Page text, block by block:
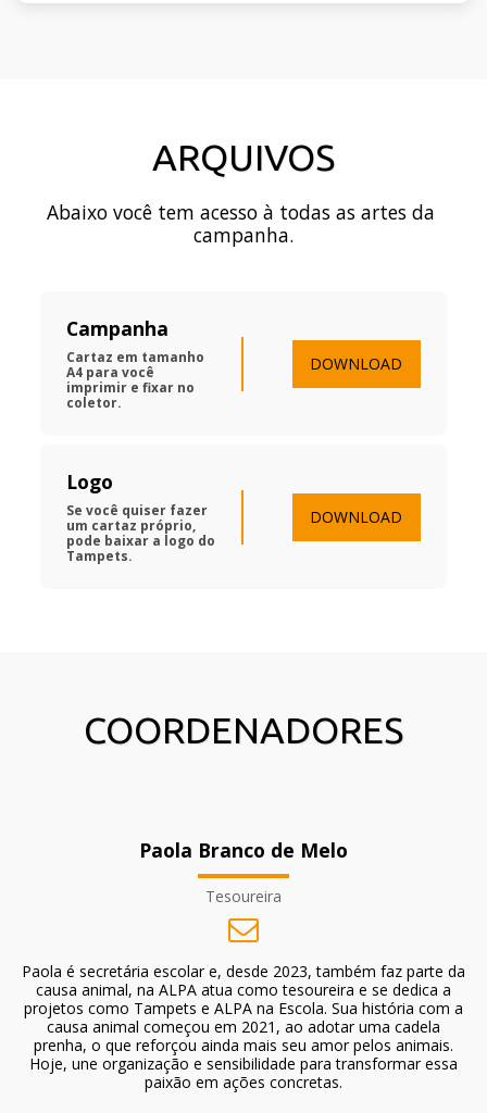
ARQUIVOS
Abaixo você tem acesso à todas as artes da
campanha.
Campanha
Cartaz em tamanho
A4 para você
imprimir e fixar no
coletor.
DOWNLOAD
Logo
Se você quiser fazer
um cartaz próprio,
pode baixar a logo do
Tampets.
DOWNLOAD
COORDENADORES
Paola Branco de Melo
Tesoureira
Paola é secretária escolar e, desde 2023, também faz parte da
causa animal, na ALPA atua como tesoureira e se dedica a
projetos como Tampets e ALPA na Escola. Sua história com a
causa animal começou em 2021, ao adotar uma cadela
prenha, o que reforçou ainda mais seu amor pelos animais.
Hoje, une organização e sensibilidade para transformar essa
paixão em ações concretas.